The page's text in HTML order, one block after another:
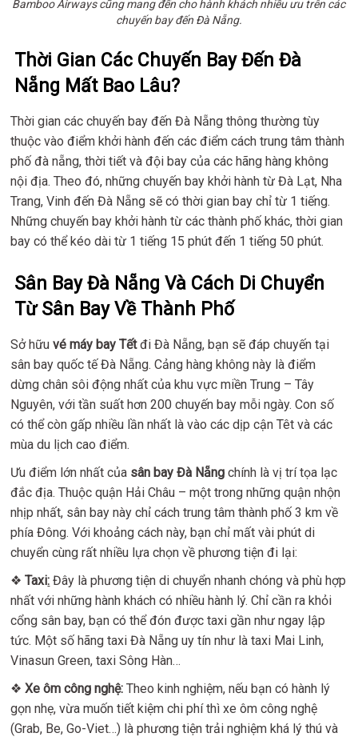
Bamboo Airways cũng mang đến cho hành khách nhiều ưu trên các
chuyến bay đến Đà Nẵng.
Thời Gian Các Chuyến Bay Đến Đà
Nẵng Mất Bao Lâu?
Thời gian các chuyến bay đến Đà Nẵng thông thường tùy
thuộc vào điểm khởi hành đến các điểm cách trung tâm thành
phố đà nẵng, thời tiết và đội bay của các hãng hàng không
nội địa. Theo đó, những chuyến bay khởi hành từ Đà Lạt, Nha
Trang, Vinh đến Đà Nẵng sẽ có thời gian bay chỉ từ 1 tiếng.
Những chuyến bay khởi hành từ các thành phố khác, thời gian
bay có thể kéo dài từ 1 tiếng 15 phút đến 1 tiếng 50 phút.
Sân Bay Đà Nẵng Và Cách Di Chuyển
Từ Sân Bay Về Thành Phố
Sở hữuvé máy bay Tếtđi Đà Nẵng, bạn sẽ đáp chuyến tại
sân bay quốc tế Đà Nẵng. Cảng hàng không này là điểm
dừng chân sôi động nhất của khu vực miền Trung – Tây
Nguyên, với tần suất hơn 200 chuyến bay mỗi ngày. Con số
có thể còn gấp nhiều lần nhất là vào các dịp cận Têt và các
mùa du lịch cao điểm.
Ưu điểm lớn nhất của sân bay Đà Nẵng chính là vị trí tọa lạc
đắc địa. Thuộc quận Hải Châu – một trong những quận nhộn
nhịp nhất, sân bay này chỉ cách trung tâm thành phố 3 km về
phía Đông. Với khoảng cách này, bạn chỉ mất vài phút di
chuyển cùng rất nhiều lựa chọn về phương tiện đi lại:
❖Taxi: Đây là phương tiện di chuyển nhanh chóng và phù hợp
nhất với những hành khách có nhiều hành lý. Chỉ cần ra khỏi
cổng sân bay, bạn có thể đón được taxi gần như ngay lập
tức. Một số hãng taxi Đà Nẵng uy tín như là taxi Mai Linh,
Vinasun Green, taxi Sông Hàn…
❖Xe ôm công nghệ: Theo kinh nghiệm, nếu bạn có hành lý
gọn nhẹ, vừa muốn tiết kiệm chi phí thì xe ôm công nghệ
(Grab, Be, Go-Viet…) là phương tiện trải nghiệm khá lý thú và